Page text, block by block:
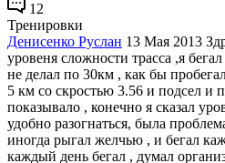
12
Тренировки
Денисенко Руслан 13 Мая 2013
уровеня сложности трасса ,я
не делал по 30км , как бы
5 км со скростью 3.56 и подсел и
показывало , конечно я сказал
удобно разогнаться, была
иногда рыгал желчью , и бегал
каждый день бегал , думал